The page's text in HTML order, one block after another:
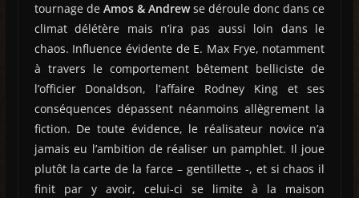
tournage de Amos & Andrewse déroule donc dans ce
climat délétère mais n’ira pas aussi loin dans le
chaos. Influence évidente de E. Max Frye, notamment
à travers le comportement bêtement belliciste de
l’officier Donaldson, l’affaire Rodney King et ses
conséquences dépassent néanmoins allègrement la
fiction. De toute évidence, le réalisateur novice n’a
jamais eu l’ambition de réaliser un pamphlet. Il joue
plutôt la carte de la farce – gentillette -, et si chaos il
finit par y avoir, celui-ci se limite à la maison